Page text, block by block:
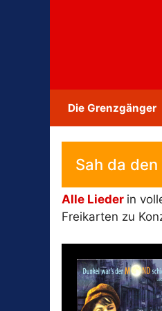
Die Grenzgänger
Sah da
Alle Lieder in
Freikarten zu